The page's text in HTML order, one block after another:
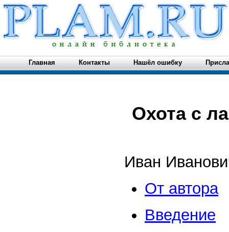
Главная Контакты Нашёл ошибку
Охота с
Иван
От автора
Введение